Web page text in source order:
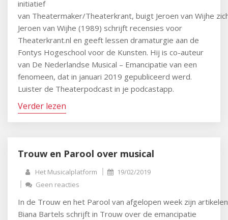
initiatief
van Theatermaker/Theaterkrant, buigt Jeroen van Wijhe
Jeroen van Wijhe (1989) schrijft recensies voor
Theaterkrant.nl en geeft lessen dramaturgie aan de
Fontys Hogeschool voor de Kunsten. Hij is co-auteur
van De Nederlandse Musical – Emancipatie van een
fenomeen, dat in januari 2019 gepubliceerd werd.
Luister de Theaterpodcast in je podcastapp.
Verder lezen
Trouw en Parool over musical
Het Musicalplatform
19/02/2019
Geen reacties
In de Trouw en het Parool van afgelopen week zijn
Biana Bartels schrijft in Trouw over de emancipatie